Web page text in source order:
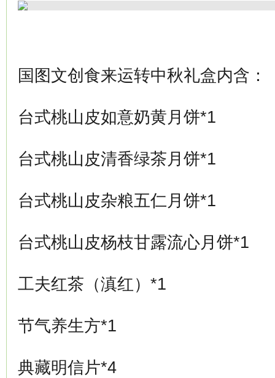
国图文创食来运转中秋礼盒内含：
台式桃山皮如意奶黄月饼*1
台式桃山皮清香绿茶月饼*1
台式桃山皮杂粮五仁月饼*1
台式桃山皮杨枝甘露流心月饼*1
工夫红茶（滇红）*1
节气养生方*1
典藏明信片*4